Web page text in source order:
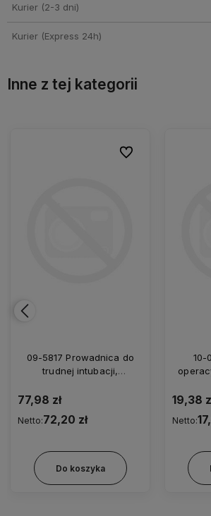
Kurier (2-3 dni)
Kurier (Express 24h)
Inne z tej kategorii
09-5817 Prowadnica do
trudnej intubacji,
jednorazowa z futerałem
77,98 zł
Netto:72,20 zł
Do koszyka
Do ulubionych
Do ulubionych
10-
19,38
Netto: